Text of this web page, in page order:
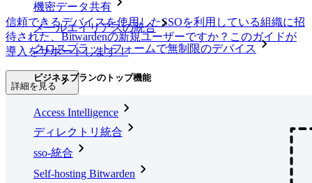
機密データ共有
メールエイリアスの統合
クロスプラットフォームで無制限のデバイス
ビジネスプランのトップ機能
Access Intelligence
ディレクトリ統合
sso-統合
Self-hosting Bitwarden
信頼できるデバイスを使用したSSOを利用している組織に招
待された、Bitwardenの新規ユーザーですか？このガイドが
導入をサポートします！
詳細を見る